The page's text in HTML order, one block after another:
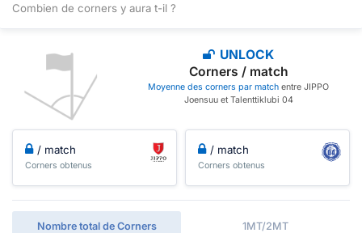
Combien de corners y aura t-il ?
UNLOCK
Corners / match
Moyenne des corners par match entre JIPPO
Joensuu et Talenttiklubi 04
/ match
Corners obtenus
/ match
Corners obtenus
Nombre total de Corners 1MT/2MT